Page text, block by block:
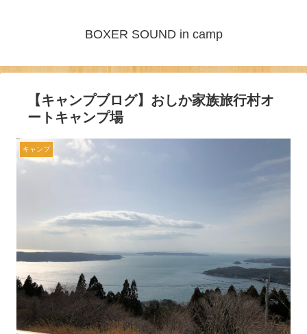
BOXER SOUND in camp
【キャンプブログ】おしか家族旅行村オ
ートキャンプ場
キャンプ